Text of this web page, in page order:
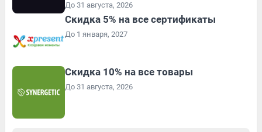
До 31 августа, 2026
Скидка 5% на все сертификаты
До 1 января, 2027
Скидка 10% на все товары
До 31 августа, 2026